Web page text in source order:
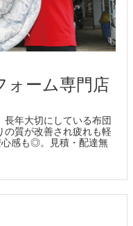
ォーム専門店
年大切にしている布団
の質が改善され疲れも軽
感も◎。見積・配達無